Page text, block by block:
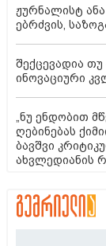
ჟურნალისტ
ებრძვის,
შექცევადია
ინოვაციური
„ნუ ენდობით
ღებინებას
ბავშვი
ახვლედიანის